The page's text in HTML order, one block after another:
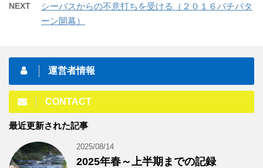
NEXT
シーバスからの不意打ちを受ける（２０１６バチパタ
ーン開幕）
運営者情報
CONTACT
最近更新された記事
2025/08/14
2025年春～上半期までの記録